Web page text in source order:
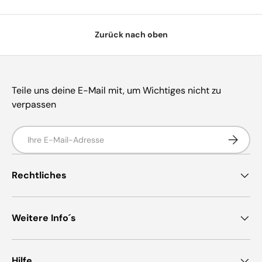
Zurück nach oben
Teile uns deine E-Mail mit, um Wichtiges nicht zu
verpassen
E-Mail
Rechtliches
Weitere Info´s